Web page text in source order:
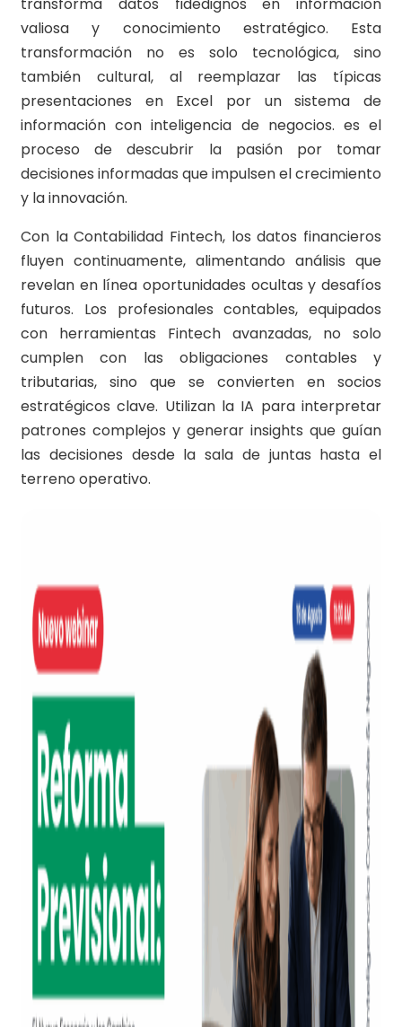
transforma datos fidedignos en información
valiosa y conocimiento estratégico. Esta
transformación no es solo tecnológica, sino
también cultural, al reemplazar las típicas
presentaciones en Excel por un sistema de
información con inteligencia de negocios. es el
proceso de descubrir la pasión por tomar
decisiones informadas que impulsen el crecimiento
y la innovación.
Con la Contabilidad Fintech, los datos financieros
fluyen continuamente, alimentando análisis que
revelan en línea oportunidades ocultas y desafíos
futuros. Los profesionales contables, equipados
con herramientas Fintech avanzadas, no solo
cumplen con las obligaciones contables y
tributarias, sino que se convierten en socios
estratégicos clave. Utilizan la IA para interpretar
patrones complejos y generar insights que guían
las decisiones desde la sala de juntas hasta el
terreno operativo.